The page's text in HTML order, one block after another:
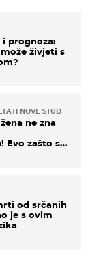
prognoza:
živjeti s
NOVE STUDIJE
ne zna
Evo zašto su
od srčanih
je s ovim